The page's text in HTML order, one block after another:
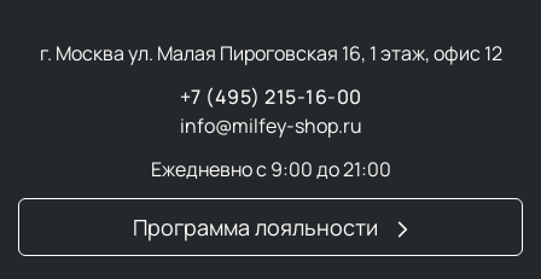
г. Москва ул. Малая Пироговская 16, 1 этаж, офис 12
+7 (495) 215-16-00
info@milfey-shop.ru
Ежедневно с 9:00 до 21:00
Программа лояльности